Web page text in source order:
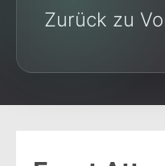
Zurück zu